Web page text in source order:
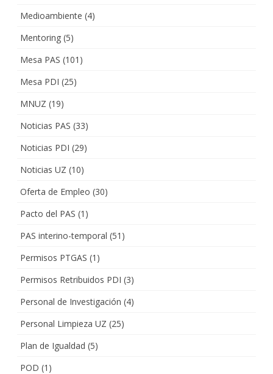
Medioambiente (4)
Mentoring (5)
Mesa PAS (101)
Mesa PDI (25)
MNUZ (19)
Noticias PAS (33)
Noticias PDI (29)
Noticias UZ (10)
Oferta de Empleo (30)
Pacto del PAS (1)
PAS interino-temporal (51)
Permisos PTGAS (1)
Permisos Retribuidos PDI (3)
Personal de Investigación (4)
Personal Limpieza UZ (25)
Plan de Igualdad (5)
POD (1)